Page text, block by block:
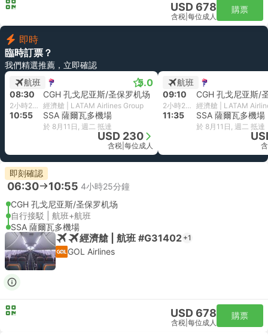
USD 678
含税 每位成人
購票
即時
臨時訂票？
我們精選推薦，立即確認
航班
5.0
08:30 CGH 孔戈尼亚斯/圣保罗机场
2小時25分鐘 經濟艙 | LATAM Airlines Group
10:55 SSA 薩爾瓦多機場
於 8月11日, 週二 抵達
USD 230
含税 每位成人
航班
09:10
CGH 孔戈尼亚斯/
2小時25分鐘 經濟艙 | LATAM
11:35 SSA 薩爾瓦多機場
於 8月11日, 週二 抵達
即刻確認
06:30 10:55 4小時25分鐘
CGH 孔戈尼亚斯/圣保罗机场
自行接駁 | 航班+航班
SSA 薩爾瓦多機場
經濟艙 | 航班 #G31402 +1
GOL Airlines
USD 678
含税 每位成人
購票